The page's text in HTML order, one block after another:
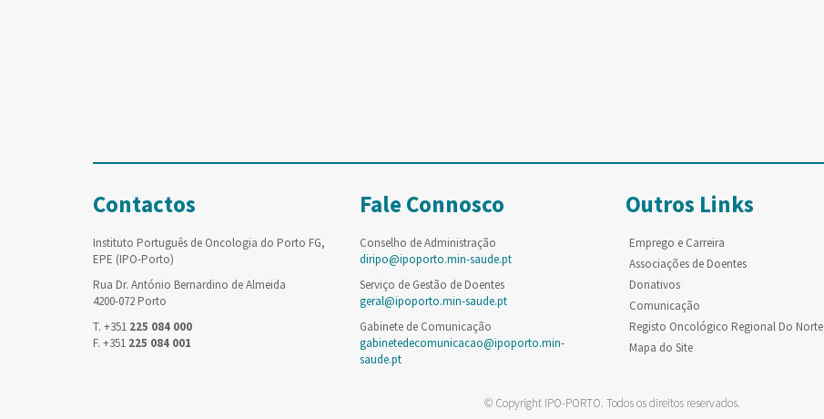
Contactos
Instituto Português de Oncologia do Porto FG,
EPE (IPO-Porto)
Rua Dr. António Bernardino de Almeida
4200-072 Porto
T. +351 225 084 000
F. +351 225 084 001
Fale Connosco
Conselho de Administração
diripo@ipoporto.min-saude.pt
Serviço de Gestão de Doentes
geral@ipoporto.min-saude.pt
Gabinete de Comunicação
gabinetedecomunicacao@ipoporto.min-
saude.pt
Outros Links
Emprego e Carreira
Associações de Doentes
Donativos
Comunicação
Registo Oncológico Regional Do Norte
Mapa do Site
© Copyright IPO-PORTO. Todos os direitos reservados.